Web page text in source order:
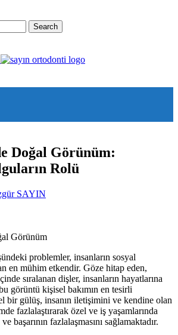
Search
Doğal Görünüm:
Rolü
SAYIN
problemler, insanların sosyal
en mühim etkendir. Göze hitap eden,
sıralanan dişler, insanların hayatlarına
görüntü kişisel bakımın en tesirli
bir gülüş, insanın iletişimini ve kendine olan
fazlalaştırarak özel ve iş yaşamlarında
başarının fazlalaşmasını sağlamaktadır.